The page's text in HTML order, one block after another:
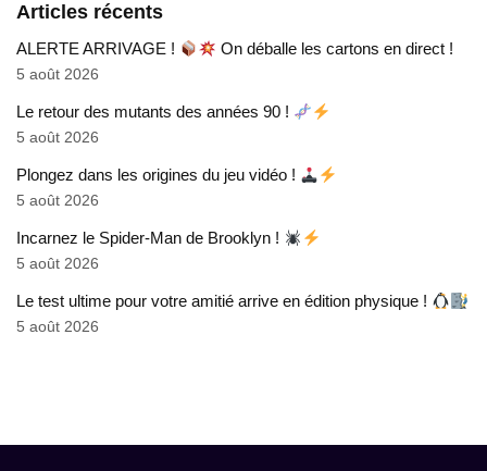
Articles récents
ALERTE ARRIVAGE ! On déballe les cartons en direct !
5 août 2026
Le retour des mutants des années 90 !
5 août 2026
Plongez dans les origines du jeu vidéo !
5 août 2026
Incarnez le Spider-Man de Brooklyn !
5 août 2026
Le test ultime pour votre amitié arrive en édition physique !
5 août 2026